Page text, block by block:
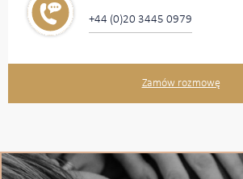
+44 (0)20 3445 0979
Zamów rozmowę